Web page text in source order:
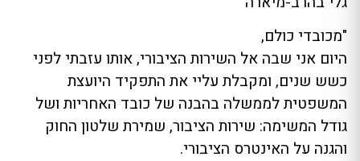
"מכובדי כולם,
היום אני שבה אל השירות הציבורי, אותו עזבתי לפני
כשש שנים, ומקבלת עליי את התפקיד היועצת
המשפטית לממשלה בהבנה של כובד האחריות ושל
גודל המשימה: שירות הציבור, שמירת שלטון החוק
והגנה על האינטרס הציבורי.